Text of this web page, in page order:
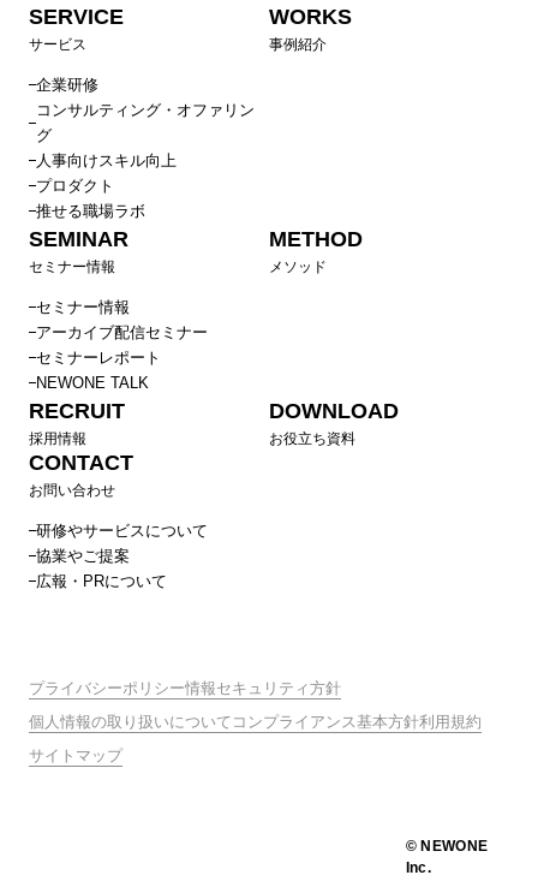
SERVICE
サービス
企業研修
コンサルティング・オファリン
グ
人事向けスキル向上
プロダクト
推せる職場ラボ
WORKS
事例紹介
SEMINAR
セミナー情報
セミナー情報
アーカイブ配信セミナー
セミナーレポート
NEWONE TALK
METHOD
メソッド
RECRUIT
採用情報
DOWNLOAD
お役立ち資料
CONTACT
お問い合わせ
研修やサービスについて
協業やご提案
広報・PRについて
プライバシーポリシー情報セキュリティ方針
個人情報の取り扱いについて コンプライアンス基本方針利用規約
サイトマップ
© NEWONE
Inc.